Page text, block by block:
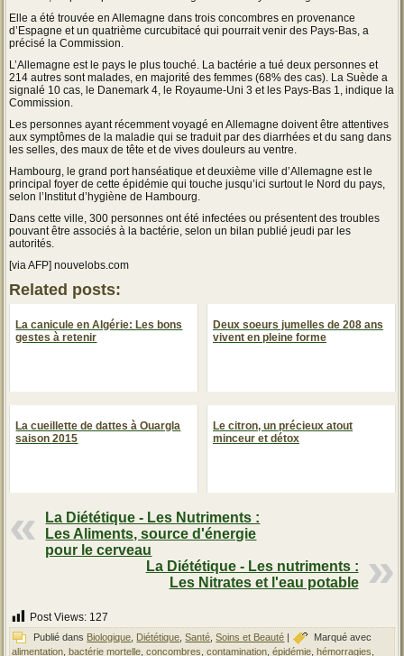
Elle a été trouvée en Allemagne dans trois concombres en provenance
d’Espagne et un quatrième curcubitacé qui pourrait venir des Pays-Bas, a
précisé la Commission.
L’Allemagne est le pays le plus touché. La bactérie a tué deux personnes et
214 autres sont malades, en majorité des femmes (68% des cas). La Suède a
signalé 10 cas, le Danemark 4, le Royaume-Uni 3 et les Pays-Bas 1, indique la
Commission.
Les personnes ayant récemment voyagé en Allemagne doivent être attentives
aux symptômes de la maladie qui se traduit par des diarrhées et du sang dans
les selles, des maux de tête et de vives douleurs au ventre.
Hambourg, le grand port hanséatique et deuxième ville d’Allemagne est le
principal foyer de cette épidémie qui touche jusqu’ici surtout le Nord du pays,
selon l’Institut d’hygiène de Hambourg.
Dans cette ville, 300 personnes ont été infectées ou présentent des troubles
pouvant être associés à la bactérie, selon un bilan publié jeudi par les
autorités.
[via AFP] nouvelobs.com
Related posts:
La canicule en Algérie: Les bons
gestes à retenir
Deux soeurs jumelles de 208 ans
vivent en pleine forme
La cueillette de dattes à Ouargla
saison 2015
Le citron, un précieux atout
minceur et détox
La Diététique - Les Nutriments :
Les Aliments, source d'énergie
pour le cerveau
La Diététique - Les nutriments :
Les Nitrates et l'eau potable
Post Views: 127
Publié dans Biologique Diététique ,Santé ,Soins et Beauté |
Marqué avec
alimentation ,bactérie mortelle ,concombres ,contamination ,épidémie ,hémorragies